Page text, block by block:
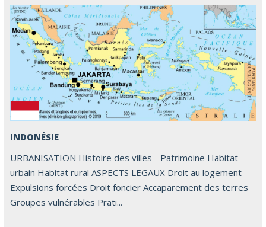
INDONÉSIE
URBANISATION Histoire des villes - Patrimoine Habitat
urbain Habitat rural ASPECTS LEGAUX Droit au logement
Expulsions forcées Droit foncier Accaparement des terres
Groupes vulnérables Prati...